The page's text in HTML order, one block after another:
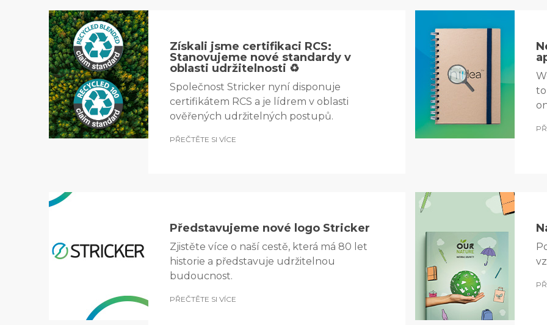
Získali jsme certifikaci RCS:
Stanovujeme nové standardy v
oblasti udržitelnosti ♻️
Společnost Stricker nyní disponuje
certifikátem RCS a je lídrem v oblasti
ověřených udržitelných postupů.
PŘEČTĚTE SI VÍCE
Představujeme nové logo Stricker
Zjistěte více o naší cestě, která má 80 let
historie a představuje udržitelnou
budoucnost.
PŘEČTĚTE SI VÍCE